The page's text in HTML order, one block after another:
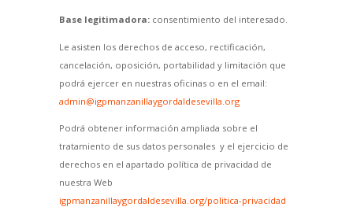
Base legitimadora:consentimiento del interesado.
Le asisten los derechos de acceso, rectificación,
cancelación, oposición, portabilidad y limitación que
podrá ejercer en nuestras oficinas o en el email:
admin@igpmanzanillaygordaldesevilla.org
Podrá obtener información ampliada sobre el
tratamiento de sus datos personales y el ejercicio de
derechos en el apartado política de privacidad de
nuestra Web
igpmanzanillaygordaldesevilla.org/politica-privacidad